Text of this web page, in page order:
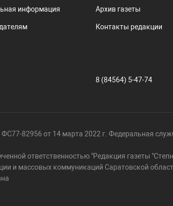
информация Архив газеты
Контакты редакции
8 (84564) 5-47-74
82956 от 14 марта 2022 г. Федеральная
ответственностью "Редакция газеты
и массовых коммуникаций Саратовской